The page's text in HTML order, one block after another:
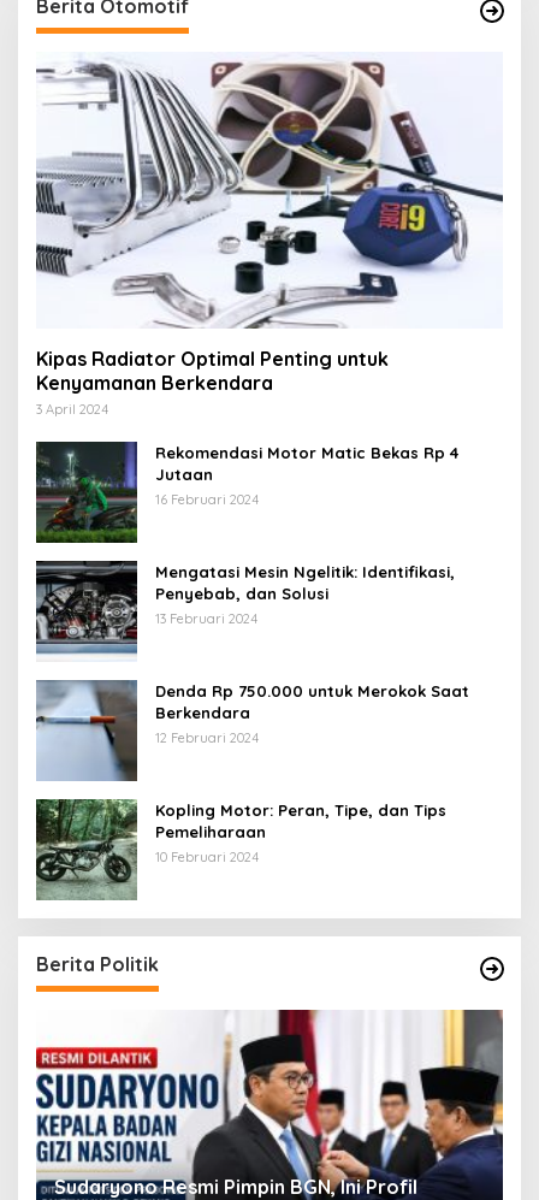
Berita Otomotif
Kipas Radiator Optimal Penting untuk
Kenyamanan Berkendara
3 April 2024
Rekomendasi Motor Matic Bekas Rp 4
Jutaan
16 Februari 2024
Mengatasi Mesin Ngelitik: Identifikasi,
Penyebab, dan Solusi
13 Februari 2024
Denda Rp 750.000 untuk Merokok Saat
Berkendara
12 Februari 2024
Kopling Motor: Peran, Tipe, dan Tips
Pemeliharaan
10 Februari 2024
Berita Politik
Viral! Amien Rais Singgung Prabowo, Ini